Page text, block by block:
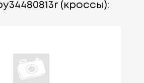
(кроссы):